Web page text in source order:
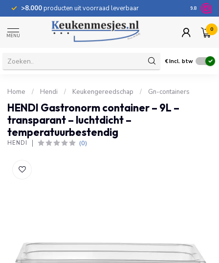
>8.000producten uit voorraad leverbaar 100
9.8
MENU
0
€Incl. btw
Home / Hendi / Keukengereedschap / Gn-containers
HENDI Gastronorm container – 9L –
transparant – luchtdicht –
temperatuurbestendig
HENDI (0)